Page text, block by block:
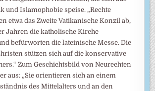
und Islamophobie speise. „Rechte
etwa das Zweite Vatikanische Konzil ab,
Jahren die katholische Kirche
befürworten die lateinische Messe. Die
stützen sich auf die konservative
Zum Geschichtsbild von Neurechten
aus: „Sie orientieren sich an einem
des Mittelalters und an den